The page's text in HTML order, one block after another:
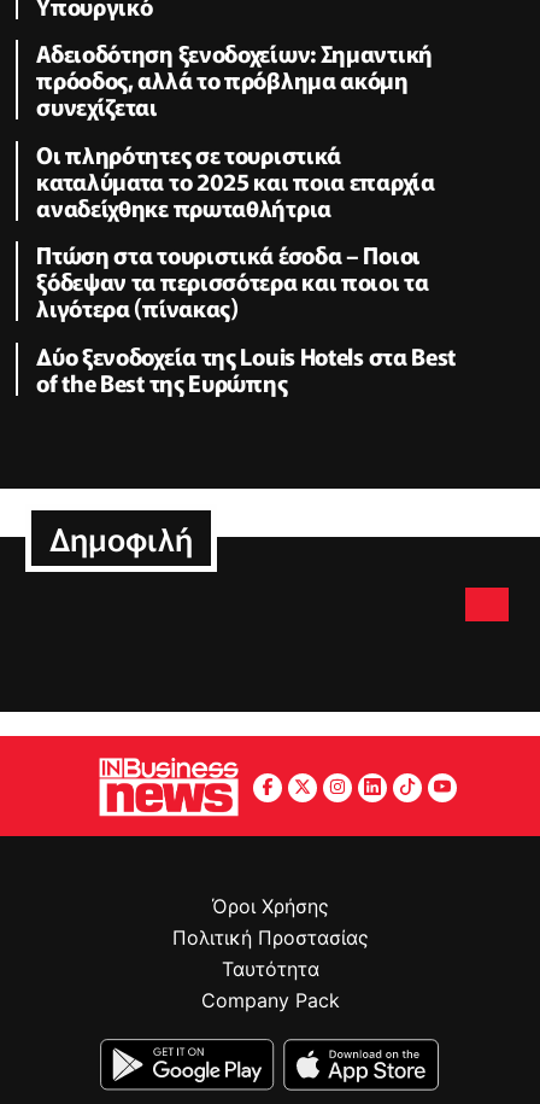
Αδειοδότηση ξενοδοχείων: Σημαντική
πρόοδος, αλλά το πρόβλημα ακόμη
συνεχίζεται
Οι πληρότητες σε τουριστικά
καταλύματα το 2025 και ποια επαρχία
αναδείχθηκε πρωταθλήτρια
Πτώση στα τουριστικά έσοδα – Ποιοι
ξόδεψαν τα περισσότερα και ποιοι τα
λιγότερα (πίνακας)
Δύο ξενοδοχεία της Louis Hotels στα Best
of the Best της Ευρώπης
Δημοφιλή
Όροι Χρήσης
Πολιτική Προστασίας
Ταυτότητα
Company Pack